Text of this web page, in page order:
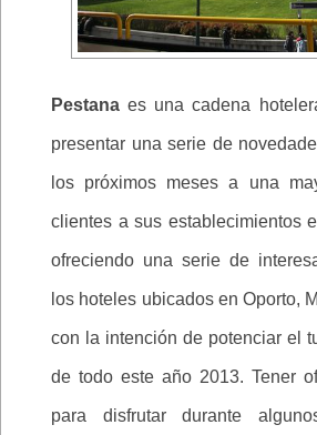
Pestana es una cadena
presentar una serie de
los próximos meses a una
clientes a sus establecimientos
ofreciendo una serie de
los hoteles ubicados en Oporto,
con la intención de potenciar el
de todo este año 2013. Tener
para disfrutar durante